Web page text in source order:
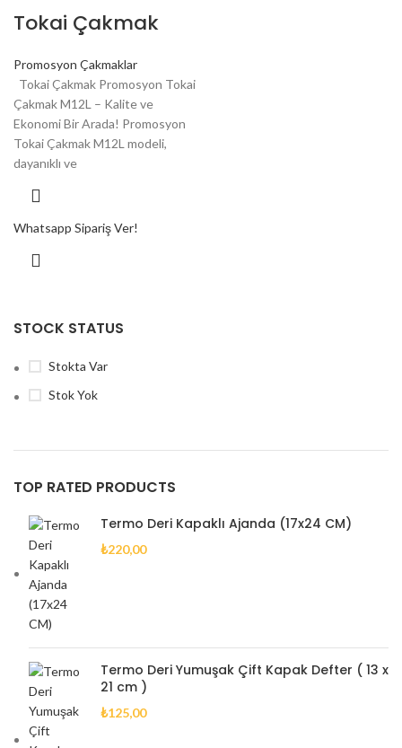
STOCK STATUS
Stokta Var
Stok Yok
TOP RATED PRODUCTS
Termo Deri Kapaklı Ajanda (17x24 CM)
₺220,00
Termo Deri Yumuşak Çift Kapak Defter ( 13 x
21 cm )
₺125,00
Tokai Çakmak
Promosyon Çakmaklar
Tokai Çakmak Promosyon Tokai
Çakmak M12L – Kalite ve
Ekonomi Bir Arada! Promosyon
Tokai Çakmak M12L modeli,
dayanıklı ve
Whatsapp Sipariş Ver!